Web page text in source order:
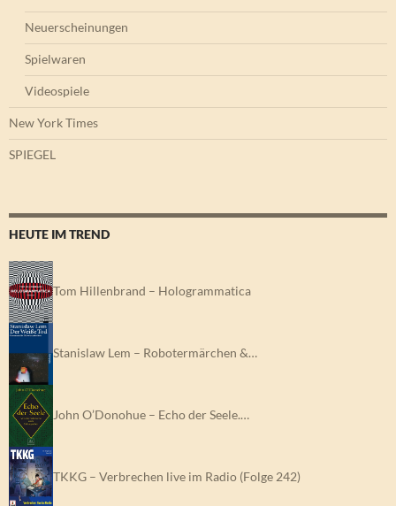
Neuerscheinungen
Spielwaren
Videospiele
New York Times
SPIEGEL
HEUTE IM TREND
Tom Hillenbrand – Hologrammatica
Stanislaw Lem – Robotermärchen &…
John O’Donohue – Echo der Seele.…
TKKG – Verbrechen live im Radio (Folge 242)